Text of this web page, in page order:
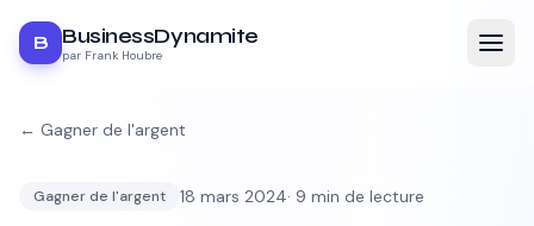
B BusinessDynamite
par Frank Houbre
← Gagner de l'argent
Gagner de l'argent 18 mars 2024· 9 min de lecture